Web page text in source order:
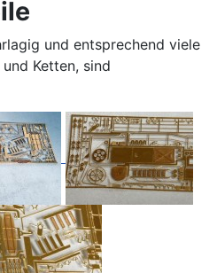
und entsprechend viele
Ketten, sind